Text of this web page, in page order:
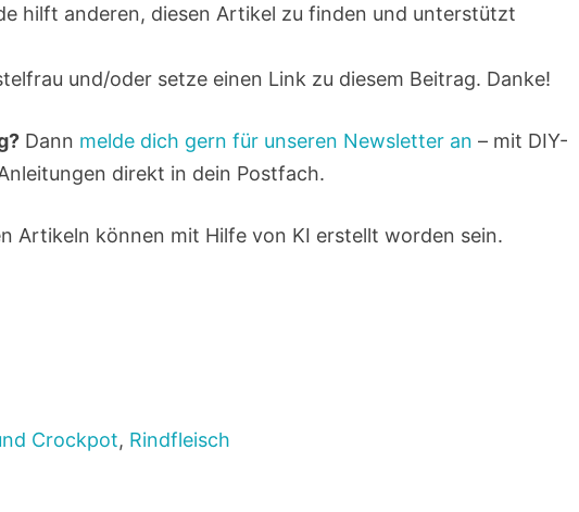
hilft anderen, diesen Artikel zu finden und unterstützt
und/oder setze einen Link zu diesem Beitrag. Danke!
Dann melde dich gern für unseren Newsletter an – mit DIY-
direkt in dein Postfach.
Artikeln können mit Hilfe von KI erstellt worden sein.
Crockpot, Rindfleisch